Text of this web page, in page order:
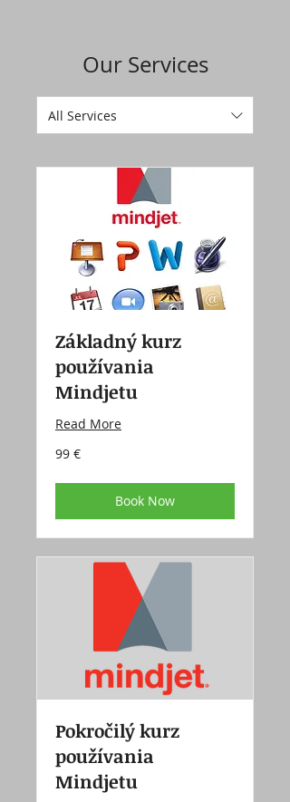
Our Services
All Services
Základný kurz
používania
Mindjetu
Read More
99
eur
99 €
Book Now
Pokročilý kurz
používania
Mindjetu